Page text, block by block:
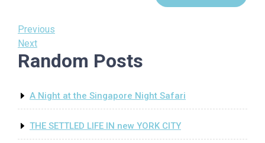
Post
navigation
Previous
Post
Previous
Next
Post
Next
Random Posts
A Night at the Singapore Night Safari
THE SETTLED LIFE IN new YORK CITY